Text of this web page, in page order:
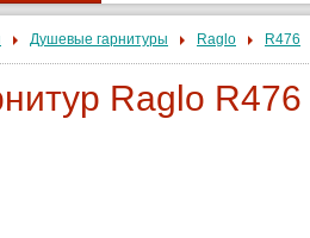
Душевые гарнитуры Raglo R476
Raglo